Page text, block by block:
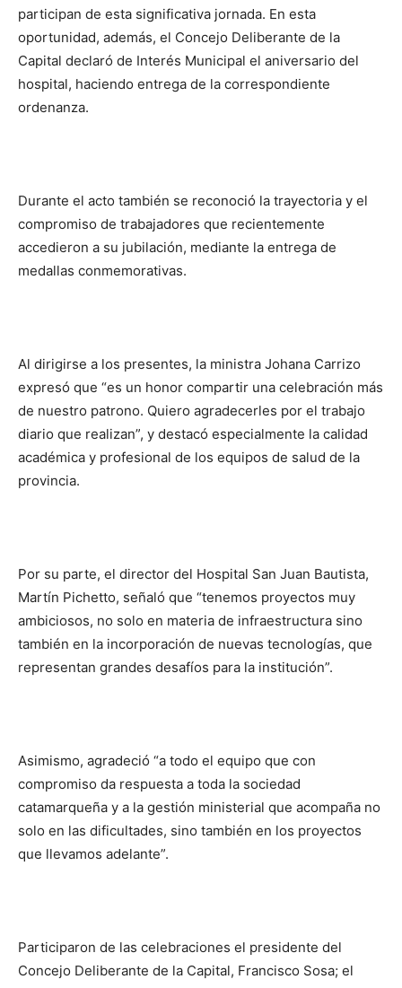
participan de esta significativa jornada. En esta
oportunidad, además, el Concejo Deliberante de la
Capital declaró de Interés Municipal el aniversario del
hospital, haciendo entrega de la correspondiente
ordenanza.
Durante el acto también se reconoció la trayectoria y el
compromiso de trabajadores que recientemente
accedieron a su jubilación, mediante la entrega de
medallas conmemorativas.
Al dirigirse a los presentes, la ministra Johana Carrizo
expresó que “es un honor compartir una celebración más
de nuestro patrono. Quiero agradecerles por el trabajo
diario que realizan”, y destacó especialmente la calidad
académica y profesional de los equipos de salud de la
provincia.
Por su parte, el director del Hospital San Juan Bautista,
Martín Pichetto, señaló que “tenemos proyectos muy
ambiciosos, no solo en materia de infraestructura sino
también en la incorporación de nuevas tecnologías, que
representan grandes desafíos para la institución”.
Asimismo, agradeció “a todo el equipo que con
compromiso da respuesta a toda la sociedad
catamarqueña y a la gestión ministerial que acompaña no
solo en las dificultades, sino también en los proyectos
que llevamos adelante”.
Participaron de las celebraciones el presidente del
Concejo Deliberante de la Capital, Francisco Sosa; el